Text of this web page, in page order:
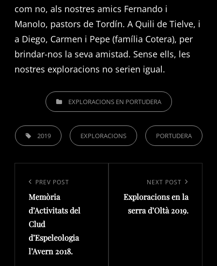
com no, als nostres amics Fernando i
Manolo, pastors de Tordín. A Quili de Tielve, i
a Diego, Carmen i Pepe (família Cotera), per
brindar-nos la seva amistad. Sense ells, les
nostres exploracions no serien igual.
CATEGORIESEXPLORACIONS EN PORTUDERA
TAGS, 2019 EXPLORACIONS PORTUDERA
d'entrades
Previous
Post
PREV POST
Memòria
d’Activitats del
Clud
d’Espeleologia
l’Avern 2018.
Post
NEXT POST
Exploracions en la
serra d’Oltà 2019.